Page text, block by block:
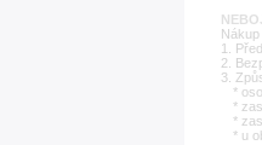
1.
2.
3.
*
*
*
* u